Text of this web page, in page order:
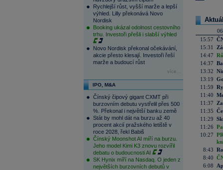
Rychlejší růst, vyšší marže a lepší
výhled. Lilly překonává Novo
Nordisk
Booking ukázal odolnost cestovního
trhu. Investoři přešli i slabší výhled
Novo Nordisk překonal očekávání,
akcie přesto klesají. Investoři řeší
marže a budoucí růst
více...
IPO, M&A
Čínský čipový gigant CXMT při
burzovním debutu vystřelil přes 500
%. Překonal i největší banku země
Stát by mohl dát na burzu až 40
procent akcií pražského letiště v
roce 2028, řekl Babiš
Čínský Moonshot AI míří na burzu.
Jeho model Kimi K3 znovu rozvířil
debatu o budoucnosti AI
SK Hynix míří na Nasdaq. O jeden z
největších burzovních debutů v
15:57
15:31
14:47
14:37
13:32
13:19
11:59
11:40
11:37
11:35
11:29
11:26
10:27
8:43
8:40
6:08